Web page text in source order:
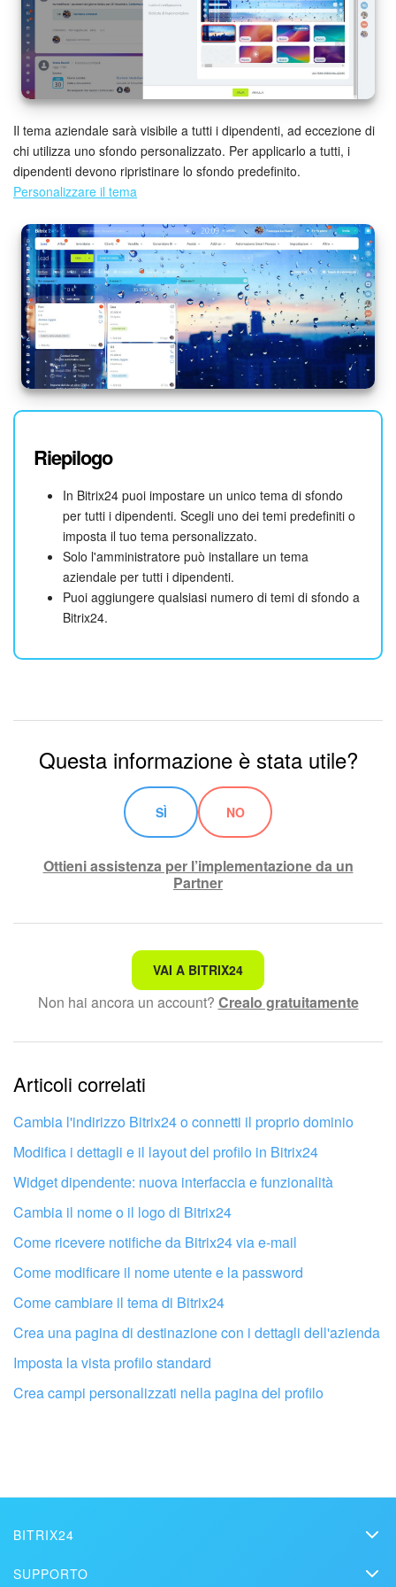
INIZIA GRATIS
ACCEDI
Il tema aziendale sarà visibile a tutti i dipendenti, ad eccezione di
chi utilizza uno sfondo personalizzato. Per applicarlo a tutti, i
dipendenti devono ripristinare lo sfondo predefinito.
Personalizzare il tema
Riepilogo
In Bitrix24 puoi impostare un unico tema di sfondo
per tutti i dipendenti. Scegli uno dei temi predefiniti o
imposta il tuo tema personalizzato.
Solo l'amministratore può installare un tema
aziendale per tutti i dipendenti.
Puoi aggiungere qualsiasi numero di temi di sfondo a
Bitrix24.
Questa informazione è stata utile?
SÌ NO
Ottieni assistenza per l’implementazione da un
Partner
Non è quello che sto cercando.
Testo complesso e incomprensibile
Le informazioni sono obsolete.
Troppo breve, ho bisogno di maggiori informazioni.
Non mi soddisfa come funziona questo strumento
VAI A BITRIX24
Non hai ancora un account? Crealo gratuitamente
Articoli correlati
Cambia l'indirizzo Bitrix24 o connetti il proprio dominio
Modifica i dettagli e il layout del profilo in Bitrix24
Widget dipendente: nuova interfaccia e funzionalità
Cambia il nome o il logo di Bitrix24
Come ricevere notifiche da Bitrix24 via e-mail
Come modificare il nome utente e la password
Come cambiare il tema di Bitrix24
Crea una pagina di destinazione con i dettagli dell'azienda
Imposta la vista profilo standard
Crea campi personalizzati nella pagina del profilo
BITRIX24
SUPPORTO